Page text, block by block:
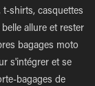
t-shirts, casquettes
allure et rester
bagages moto
s'intégrer et se
bagages de